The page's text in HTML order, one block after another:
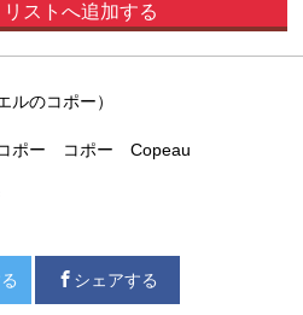
ストへ追加する
ルのコポー）
ポー コポー Copeau
シェアする